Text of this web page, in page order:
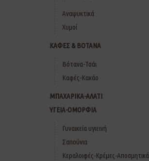
Αναψυκτικά
Χυμοί
ΚΑΦΕΣ & ΒΟΤΑΝΑ
Βότανα-Τσάι
Καφές-Κακάο
ΜΠΑΧΑΡΙΚΑ-ΑΛΑΤΙ
ΥΓΕΙΑ-ΟΜΟΡΦΙΑ
Γυναικεία υγιεινή
Σαπούνια
Κεραλοιφές-Κρέμες-Αποσμητικά